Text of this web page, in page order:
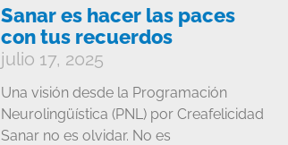
Sanar es hacer las paces
con tus recuerdos
julio 17, 2025
Una visión desde la Programación
Neurolingüística (PNL) por Creafelicidad
Sanar no es olvidar. No es